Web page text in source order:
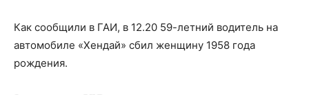
Как сообщили в ГАИ, в 12.20 59-летний водитель на
автомобиле «Хендай» сбил женщину 1958 года
рождения.